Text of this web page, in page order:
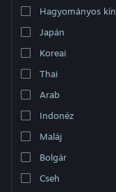
Nyelvváltás
A Steam
Asztali weboldalra váltás
Hagyományos
Japán
Koreai
Thai
Arab
Indonéz
Maláj
Bolgár
Cseh
0 eredmény felel meg a
beállításaid alapján.